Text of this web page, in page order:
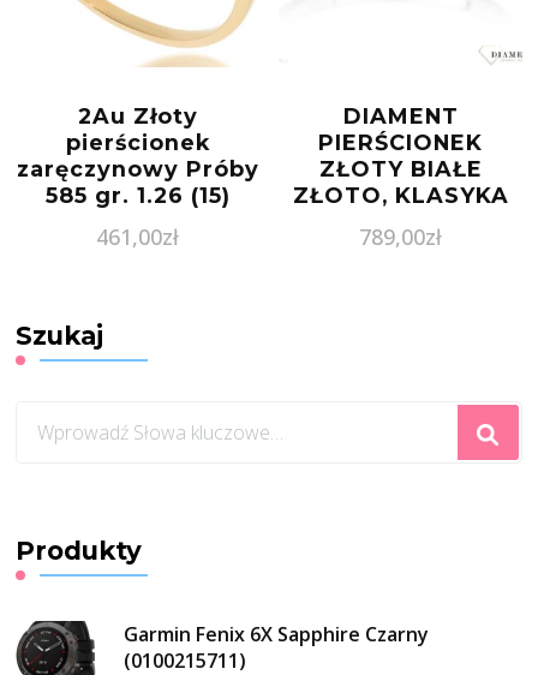
2Au Złoty
pierścionek
zaręczynowy Próby
585 gr. 1.26 (15)
461,00zł
DIAMENT
PIERŚCIONEK
ZŁOTY BIAŁE
ZŁOTO, KLASYKA
789,00zł
Szukaj
czegoś?
Produkty
Garmin Fenix 6X Sapphire Czarny
(0100215711)